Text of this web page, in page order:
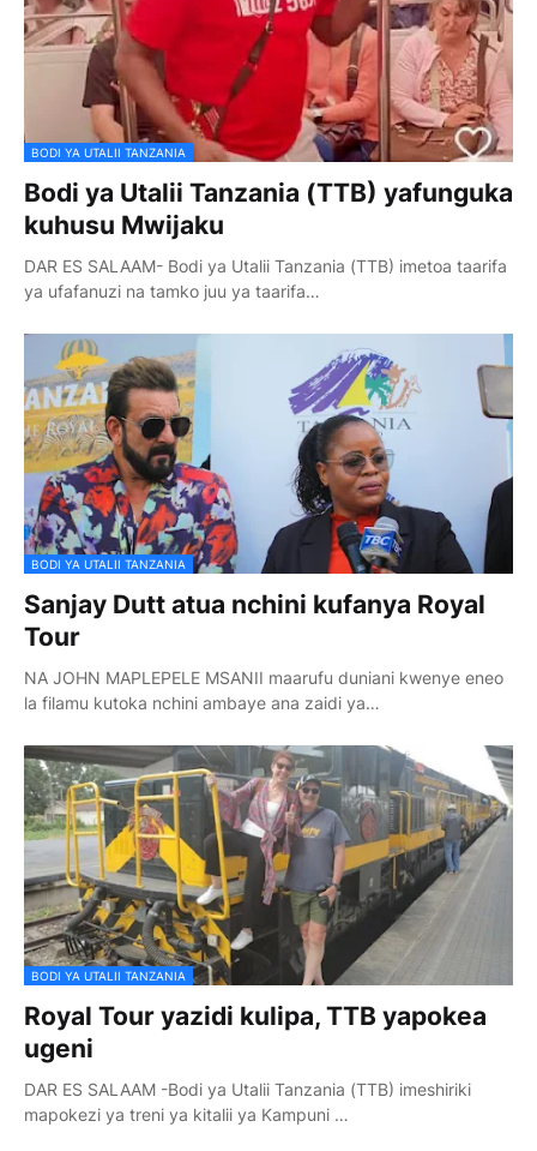
BODI YA UTALII TANZANIA
Bodi ya Utalii Tanzania (TTB) yafunguka
kuhusu Mwijaku
DAR ES SALAAM- Bodi ya Utalii Tanzania (TTB) imetoa taarifa
ya ufafanuzi na tamko juu ya taarifa…
BODI YA UTALII TANZANIA
Sanjay Dutt atua nchini kufanya Royal
Tour
NA JOHN MAPLEPELE MSANII maarufu duniani kwenye eneo
la filamu kutoka nchini ambaye ana zaidi ya…
BODI YA UTALII TANZANIA
Royal Tour yazidi kulipa, TTB yapokea
ugeni
DAR ES SALAAM -Bodi ya Utalii Tanzania (TTB) imeshiriki
mapokezi ya treni ya kitalii ya Kampuni …